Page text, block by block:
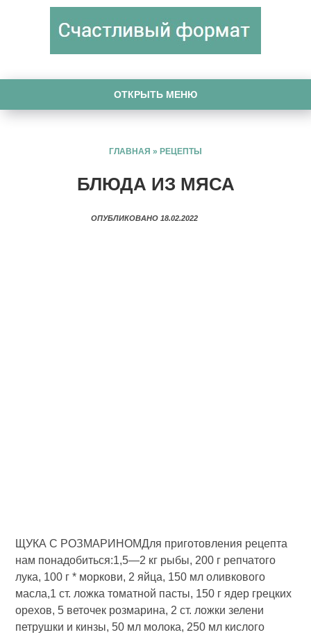
ОТКРЫТЬ МЕНЮ
ГЛАВНАЯ » РЕЦЕПТЫ
БЛЮДА ИЗ МЯСА
ОПУБЛИКОВАНО 18.02.2022
ЩУКА С РОЗМАРИНОМДля приготовления рецепта
нам понадобиться:1,5—2 кг рыбы, 200 г репчатого
лука, 100 г * моркови, 2 яйца, 150 мл оливкового
масла,1 ст. ложка томатной пасты, 150 г ядер грецких
оре­хов, 5 веточек розмарина, 2 ст. ложки зелени
петрушки и кинзы, 50 мл молока, 250 мл кислого